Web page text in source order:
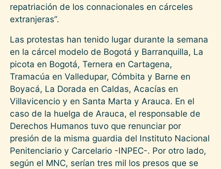
repatriación de los connacionales en cárceles
extranjeras”.
Las protestas han tenido lugar durante la semana
en la cárcel modelo de Bogotá y Barranquilla, La
picota en Bogotá, Ternera en Cartagena,
Tramacúa en Valledupar, Cómbita y Barne en
Boyacá, La Dorada en Caldas, Acacías en
Villavicencio y en Santa Marta y Arauca. En el
caso de la huelga de Arauca, el responsable de
Derechos Humanos tuvo que renunciar por
presión de la misma guardia del Instituto Nacional
Penitenciario y Carcelario -INPEC-. Por otro lado,
según el MNC, serían tres mil los presos que se